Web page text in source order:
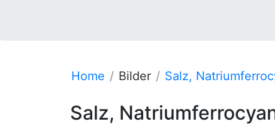
Home Bilder Salz,
Salz,